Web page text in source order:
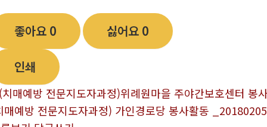
좋아요 0 싫어요 0
인쇄
매예방 전문지도자과정)위례원마을 주야간보호센터 봉
매예방 전문지도자과정) 가인경로당 봉사활동 _20180205